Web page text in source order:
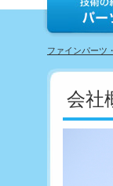
ファインパーツ
会社